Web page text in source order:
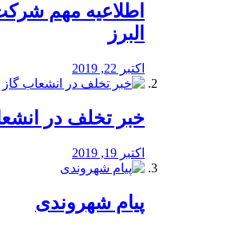
️اطلاعیه مهم
البرز
اکتبر 22, 2019
خبر تخلف در
اکتبر 19, 2019
پیام شهروندی